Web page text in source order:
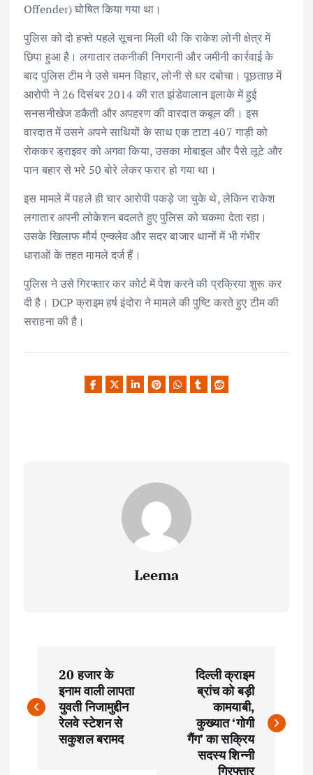
Offender) घोषित किया गया था।
पुलिस को दो हफ्ते पहले सूचना मिली थी कि राकेश लोनी क्षेत्र में
छिपा हुआ है। लगातार तकनीकी निगरानी और जमीनी कार्रवाई के
बाद पुलिस टीम ने उसे चमन विहार, लोनी से धर दबोचा। पूछताछ में
आरोपी ने 26 दिसंबर 2014 की रात झंडेवालान इलाके में हुई
सनसनीखेज डकैती और अपहरण की वारदात कबूल की। इस
वारदात में उसने अपने साथियों के साथ एक टाटा 407 गाड़ी को
रोककर ड्राइवर को अगवा किया, उसका मोबाइल और पैसे लूटे और
पान बहार से भरे 50 बोरे लेकर फरार हो गया था।
इस मामले में पहले ही चार आरोपी पकड़े जा चुके थे, लेकिन राकेश
लगातार अपनी लोकेशन बदलते हुए पुलिस को चकमा देता रहा।
उसके खिलाफ मौर्य एन्क्लेव और सदर बाजार थानों में भी गंभीर
धाराओं के तहत मामले दर्ज हैं।
पुलिस ने उसे गिरफ्तार कर कोर्ट में पेश करने की प्रक्रिया शुरू कर
दी है। DCP क्राइम हर्ष इंदोरा ने मामले की पुष्टि करते हुए टीम की
सराहना की है।
Leema
o
20 हजार के
इनाम वाली लापता
युवती निजामुद्दीन
रेलवे स्टेशन से
सकुशल बरामद
दिल्ली क्राइम
ब्रांच को बड़ी
कामयाबी,
कुख्यात ‘गोगी
गैंग’ का सक्रिय
सदस्य शिन्नी
गिरफ्तार